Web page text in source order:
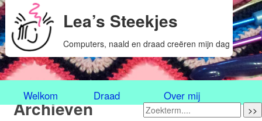
Lea’s Steekjes
Computers, naald en draad creëren mijn dag
Welkom Draad Over mij
>>
Archieven